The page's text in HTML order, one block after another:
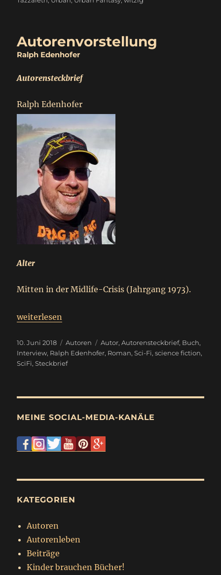
Autorenvorstellung
Ralph Edenhofer
Autorensteckbrief
Ralph Edenhofer
Alter
Mitten in der Midlife-Crisis (Jahrgang 1973).
„Autorenvorstellung
weiterlesen
Veröffentlicht
am
10. Juni 2018 Kategorien
Autoren Schlagwörter
Autor,Autorensteckbrief, Buch,
Interview, Ralph Edenhofer, Roman,Sci-Fi,science fiction,
SciFi,Steckbrief
MEINE SOCIAL-MEDIA-KANÄLE
KATEGORIEN
Autoren
Autorenleben
Beiträge
Kinder brauchen Bücher!